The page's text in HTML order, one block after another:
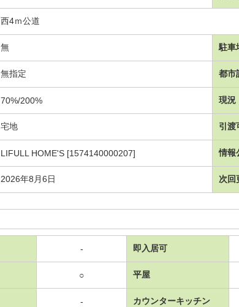
西4ｍ公道
無 駐車
無指定 都市
70%/200% 現況
宅地 引渡
LIFULL HOME'S [1574140000207] 情報
2026年8月6日 次回
- 即入居可
○ 平屋
- カウンターキッチン